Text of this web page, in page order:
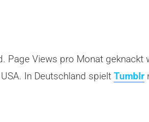
Page Views pro Monat geknackt
In Deutschland spielt Tumblr